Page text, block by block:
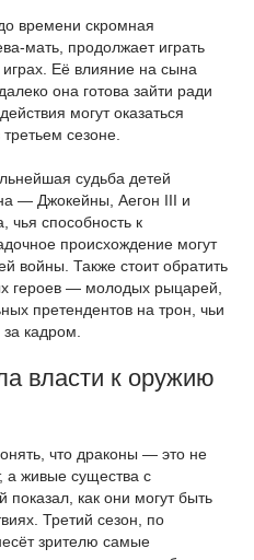
времени скромная
мать, продолжает играть
Её влияние на сына
она готова зайти ради
могут оказаться
сезоне.
судьба детей
— Джокейны, Аегон III и
способность к
происхождение могут
войны. Также стоит обратить
героев — молодых рыцарей,
претендентов на трон, чьи
кадром.
власти к оружию
что драконы — это не
а живые существа с
показал, как они могут быть
Третий сезон, по
зрителю самые